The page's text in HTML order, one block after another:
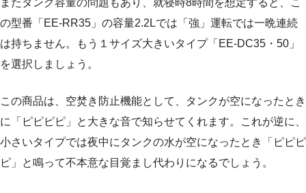
またタンク容量の問題もあり、就寝時8時間を想定すると、こ
の型番「EE-RR35」の容量2.2Lでは「強」運転では一晩連続
は持ちません。もう１サイズ大きいタイプ「EE-DC35・50」
を選択しましょう。
この商品は、空焚き防止機能として、タンクが空になったとき
に「ピピピピ」と大きな音で知らせてくれます。これが逆に、
小さいタイプでは夜中にタンクの水が空になったとき「ピピピ
ピ」と鳴って不本意な目覚まし代わりになるでしょう。